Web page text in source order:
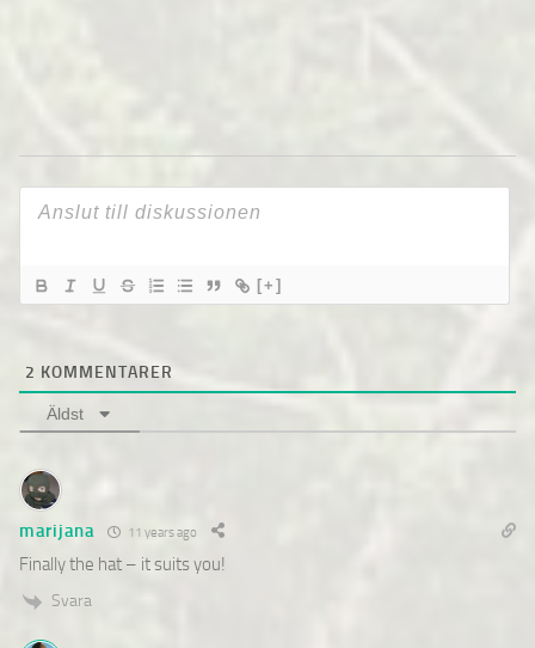
[+]
2 KOMMENTARER
Äldst
marijana 11 years ago
Finally the hat – it suits you!
Svara